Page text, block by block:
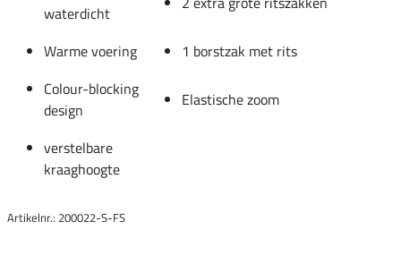
waterdicht
Warme voering
1 borstzak met rits
Colour-blocking
design
Elastische zoom
verstelbare
kraaghoogte
Artikelnr.: 200022-S-FS